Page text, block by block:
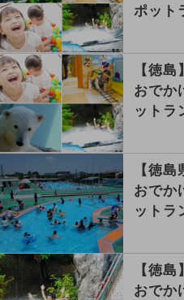
ポット
【徳
おでか
ットラ
【徳
おでか
ットラ
【徳
おでか